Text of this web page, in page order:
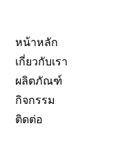
หน้าหลัก
เกี่ยวกับเรา
ผลิตภัณฑ์
กิจกรรม
ติดต่อ